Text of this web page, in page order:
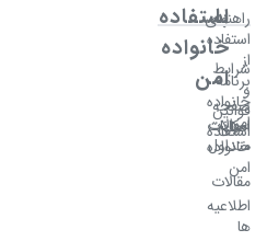
با
خانواده
امن
صفحه
اصلی
امکانات
خانواده
امن
مقالات
اطلاعیه
ها
استفادهراهنمای
استفاده
از
برنامه
خانواده
امن
شرایط
و
قوانین
استفاده
سوالات
متداول